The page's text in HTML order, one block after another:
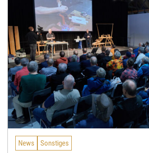
News Sonstiges